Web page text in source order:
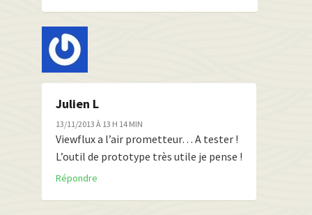
Julien L
13/11/2013 À 13 H 14 MIN
Viewflux a l’air prometteur… A tester !
L’outil de prototype très utile je pense !
Répondre